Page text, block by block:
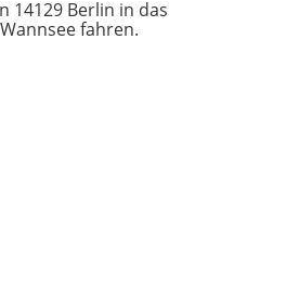
14129 Berlin in das
fahren.